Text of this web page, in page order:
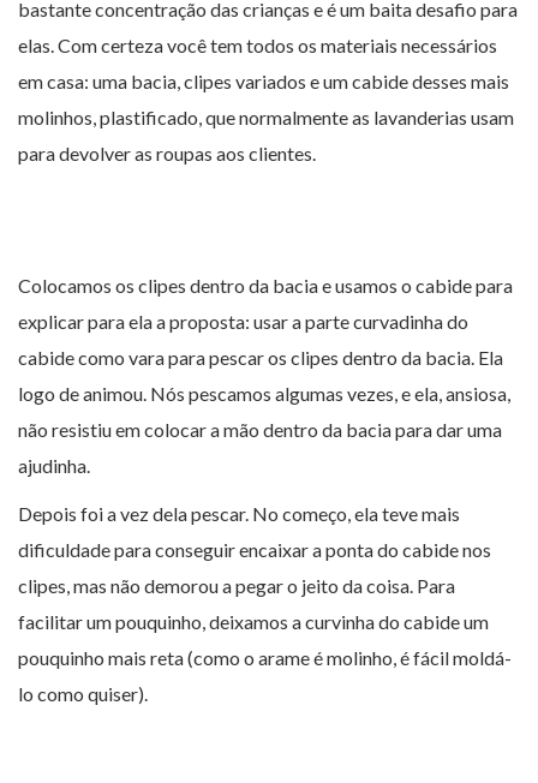
bastante concentração das crianças e é um baita desafio para
elas. Com certeza você tem todos os materiais necessários
em casa: uma bacia, clipes variados e um cabide desses mais
molinhos, plastificado, que normalmente as lavanderias usam
para devolver as roupas aos clientes.
Colocamos os clipes dentro da bacia e usamos o cabide para
explicar para ela a proposta: usar a parte curvadinha do
cabide como vara para pescar os clipes dentro da bacia. Ela
logo de animou. Nós pescamos algumas vezes, e ela, ansiosa,
não resistiu em colocar a mão dentro da bacia para dar uma
ajudinha.
Depois foi a vez dela pescar. No começo, ela teve mais
dificuldade para conseguir encaixar a ponta do cabide nos
clipes, mas não demorou a pegar o jeito da coisa. Para
facilitar um pouquinho, deixamos a curvinha do cabide um
pouquinho mais reta (como o arame é molinho, é fácil moldá-
lo como quiser).